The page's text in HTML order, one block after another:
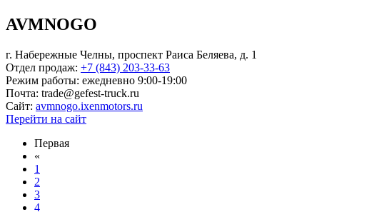
AVMNOGO
г. Набережные Челны, проспект Раиса Беляева, д. 1
Отдел продаж: +7 (843) 203-33-63
Режим работы: ежедневно 9:00-19:00
Почта: trade@gefest-truck.ru
Сайт: avmnogo.ixenmotors.ru
Перейти на сайт
Первая
«
1
2
3
4